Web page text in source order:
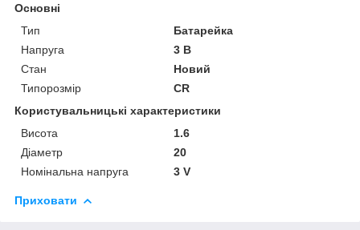
Основні
Тип
Батарейка
Напруга
3 В
Стан
Новий
Типорозмір
CR
Користувальницькі характеристики
Висота
1.6
Діаметр
20
Номінальна напруга
3 V
Приховати